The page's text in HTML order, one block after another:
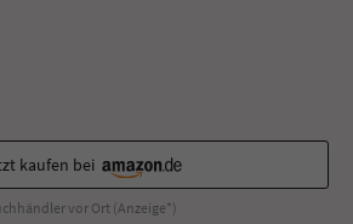
kaufen bei
vor Ort (Anzeige*)